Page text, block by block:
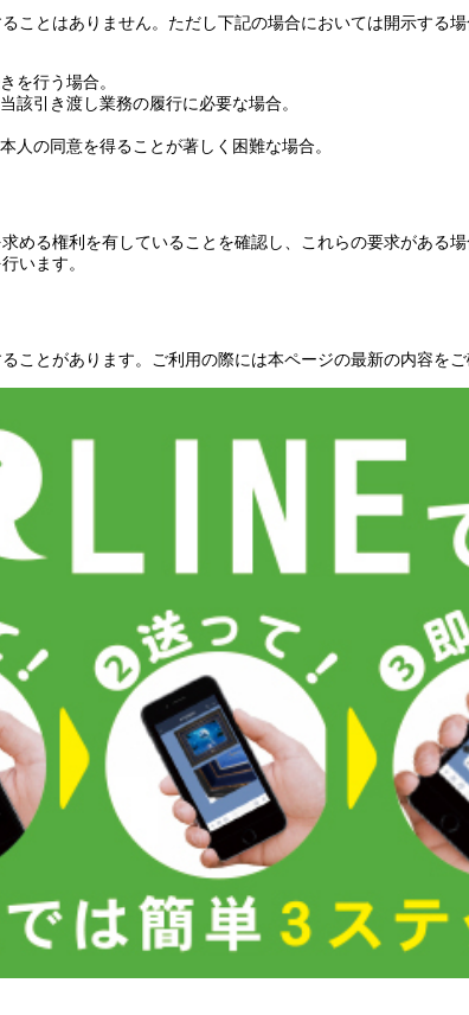
とはありません。ただし下記の場合においては開示する場
を行う場合。
該引き渡し業務の履行に必要な場合。
人の同意を得ることが著しく困難な場合。
る権利を有していることを確認し、これらの要求がある
います。
とがあります。ご利用の際には本ページの最新の内容をご